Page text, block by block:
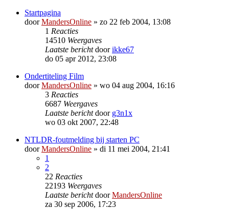
Startpagina
doorMandersOnline » zo 22 feb 2004, 13:08
1 Reacties
14510 Weergaves
Laatste berichtdoorikke67
do 05 apr 2012, 23:08
Ondertiteling Film
doorMandersOnline » wo 04 aug 2004, 16:16
3 Reacties
6687 Weergaves
Laatste berichtdoor g3n1x
wo 03 okt 2007, 22:48
NTLDR-foutmelding bij starten PC
doorMandersOnline » di 11 mei 2004, 21:41
1
2
22 Reacties
22193 Weergaves
Laatste berichtdoorMandersOnline
za 30 sep 2006, 17:23